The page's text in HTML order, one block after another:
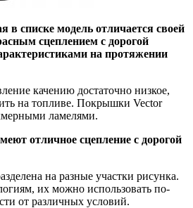
в списке модель отличается своей
сцеплением с дорогой
на протяжении
качению достаточно низкое,
на топливе. Покрышки Vector
ламелями.
отличное сцепление с дорогой
на разные участки рисунка.
их можно использовать по-
от различных условий.